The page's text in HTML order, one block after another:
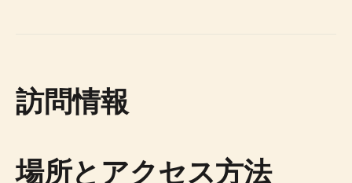
訪問情報
場所とアクセス方法